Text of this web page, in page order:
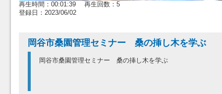
再生時間：00:01:39 再生回数：5
登録日：2023/06/02
岡谷市桑園管理セミナー 桑の挿し木を学ぶ
岡谷市桑園管理セミナー 桑の挿し木を学ぶ